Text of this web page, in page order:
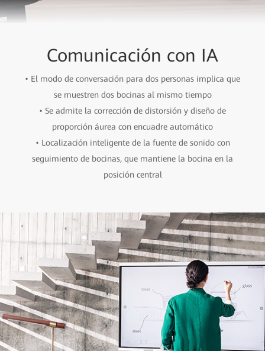
Comunicación con IA
• El modo de conversación para dos personas implica que
se muestren dos bocinas al mismo tiempo
• Se admite la corrección de distorsión y diseño de
proporción áurea con encuadre automático
• Localización inteligente de la fuente de sonido con
seguimiento de bocinas, que mantiene la bocina en la
posición central